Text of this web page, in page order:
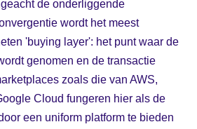
de onderliggende
wordt het meest
'buying layer': het punt waar de
genomen en de transactie
zoals die van AWS,
Cloud fungeren hier als de
een uniform platform te bieden